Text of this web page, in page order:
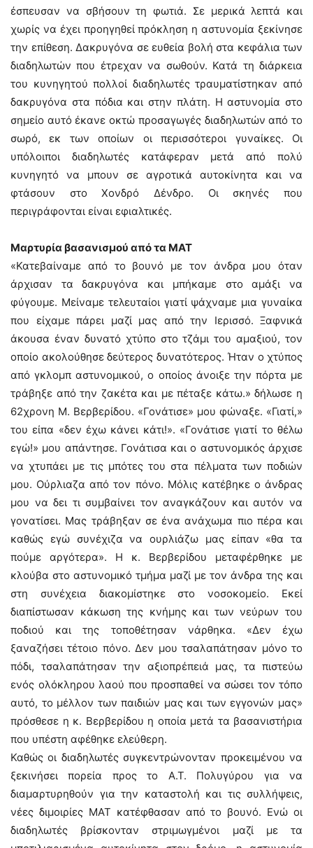
έσπευσαν να σβήσουν τη φωτιά. Σε μερικά λεπτά και
χωρίς να έχει προηγηθεί πρόκληση η αστυνομία ξεκίνησε
την επίθεση. Δακρυγόνα σε ευθεία βολή στα κεφάλια των
διαδηλωτών που έτρεχαν να σωθούν. Κατά τη διάρκεια
του κυνηγητού πολλοί διαδηλωτές τραυματίστηκαν από
δακρυγόνα στα πόδια και στην πλάτη. Η αστυνομία στο
σημείο αυτό έκανε οκτώ προσαγωγές διαδηλωτών από το
σωρό, εκ των οποίων οι περισσότεροι γυναίκες. Οι
υπόλοιποι διαδηλωτές κατάφεραν μετά από πολύ
κυνηγητό να μπουν σε αγροτικά αυτοκίνητα και να
φτάσουν στο Χονδρό Δένδρο. Οι σκηνές που
περιγράφονται είναι εφιαλτικές.
Μαρτυρία βασανισμού από τα ΜΑΤ
«Κατεβαίναμε από το βουνό με τον άνδρα μου όταν
άρχισαν τα δακρυγόνα και μπήκαμε στο αμάξι να
φύγουμε. Μείναμε τελευταίοι γιατί ψάχναμε μια γυναίκα
που είχαμε πάρει μαζί μας από την Ιερισσό. Ξαφνικά
άκουσα έναν δυνατό χτύπο στο τζάμι του αμαξιού, τον
οποίο ακολούθησε δεύτερος δυνατότερος. Ήταν ο χτύπος
από γκλομπ αστυνομικού, ο οποίος άνοιξε την πόρτα με
τράβηξε από την ζακέτα και με πέταξε κάτω.» δήλωσε η
62χρονη Μ. Βερβερίδου. «Γονάτισε» μου φώναξε. «Γιατί,»
του είπα «δεν έχω κάνει κάτι!». «Γονάτισε γιατί το θέλω
εγώ!» μου απάντησε. Γονάτισα και ο αστυνομικός άρχισε
να χτυπάει με τις μπότες του στα πέλματα των ποδιών
μου. Ούρλιαζα από τον πόνο. Μόλις κατέβηκε ο άνδρας
μου να δει τι συμβαίνει τoν αναγκάζουν και αυτόν να
γονατίσει. Μας τράβηξαν σε ένα ανάχωμα πιο πέρα και
καθώς εγώ συνέχιζα να ουρλιάζω μας είπαν «θα τα
πούμε αργότερα». Η κ. Βερβερίδου μεταφέρθηκε με
κλούβα στο αστυνομικό τμήμα μαζί με τον άνδρα της και
στη συνέχεια διακομίστηκε στο νοσοκομείο. Εκεί
διαπίστωσαν κάκωση της κνήμης και των νεύρων του
ποδιού και της τοποθέτησαν νάρθηκα. «Δεν έχω
ξαναζήσει τέτοιο πόνο. Δεν μου τσαλαπάτησαν μόνο το
πόδι, τσαλαπάτησαν την αξιοπρέπειά μας, τα πιστεύω
ενός ολόκληρου λαού που προσπαθεί να σώσει τον τόπο
αυτό, το μέλλον των παιδιών μας και των εγγονών μας»
πρόσθεσε η κ. Βερβερίδου η οποία μετά τα βασανιστήρια
που υπέστη αφέθηκε ελεύθερη.
Καθώς οι διαδηλωτές συγκεντρώνονταν προκειμένου να
ξεκινήσει πορεία προς το Α.Τ. Πολυγύρου για να
διαμαρτυρηθούν για την καταστολή και τις συλλήψεις,
νέες διμοιρίες ΜΑΤ κατέφθασαν από το βουνό. Ενώ οι
διαδηλωτές βρίσκονταν στριμωγμένοι μαζί με τα